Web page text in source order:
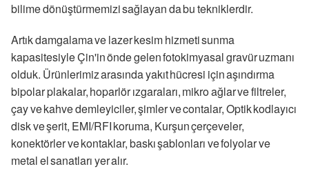
bilime dönüştürmemizi sağlayan da bu tekniklerdir.
Artık damgalama ve lazer kesim hizmeti sunma
kapasitesiyle Çin'in önde gelen fotokimyasal gravür uzmanı
olduk. Ürünlerimiz arasında yakıt hücresi için aşındırma
bipolar plakalar, hoparlör ızgaraları, mikro ağlar ve filtreler,
çay ve kahve demleyiciler, şimler ve contalar, Optik kodlayıcı
disk ve şerit, EMI/RFI koruma, Kurşun çerçeveler,
konektörler ve kontaklar, baskı şablonları ve folyolar ve
metal el sanatları yer alır.